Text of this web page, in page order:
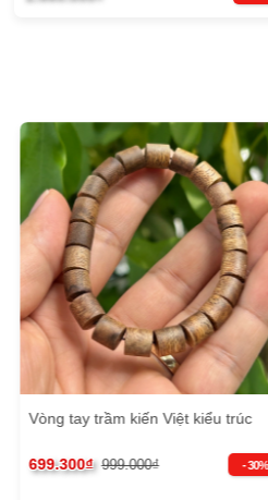
Vòng tay trầm kiến Việt kiểu trúc
699.300₫ 999.000₫ - 30%